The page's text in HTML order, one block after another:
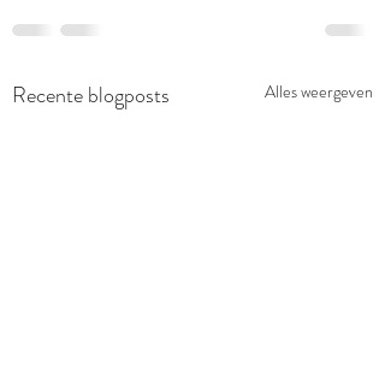
Recente blogposts Alles weergeven